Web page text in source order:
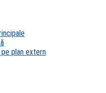
plan extern